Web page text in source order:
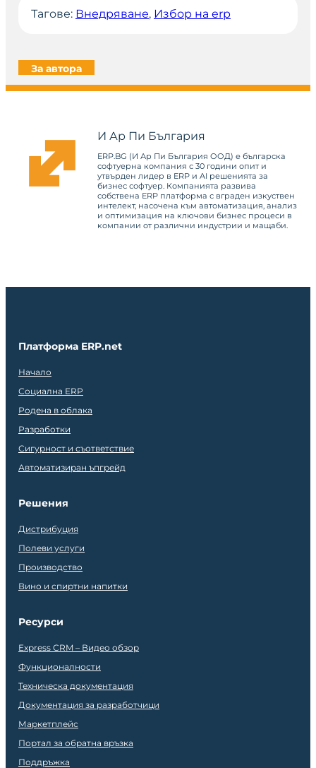
Тагове: Внедряване, Избор на erp
За автора
И Ар Пи България
ERP.BG (И Ар Пи България ООД) е българска
софтуерна компания с 30 години опит и
утвърден лидер в ERP и AI решенията за
бизнес софтуер. Компанията развива
собствена ERP платформа с вграден изкуствен
интелект, насочена към автоматизация, анализ
и оптимизация на ключови бизнес процеси в
компании от различни индустрии и мащаби.
Платформа ERP.net
Начало
Социална ERP
Родена в облака
Разработки
Сигурност и съответствие
Автоматизиран ъпгрейд
Решения
Дистрибуция
Полеви услуги
Производство
Вино и спиртни напитки
Ресурси
Express CRM – Видео обзор
Функционалности
Техническа документация
Документация за разработчици
Маркетплейс
Портал за обратна връзка
Поддръжка